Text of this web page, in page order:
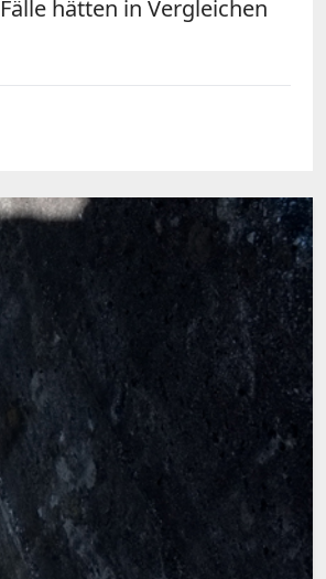
hätten in Vergleichen